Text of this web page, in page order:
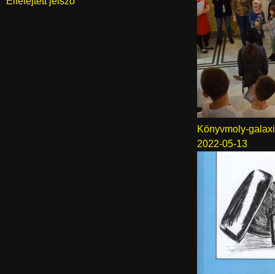
Könyvmoly-
2022-05-13